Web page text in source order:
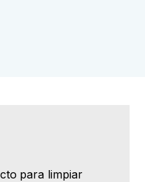
para limpiar